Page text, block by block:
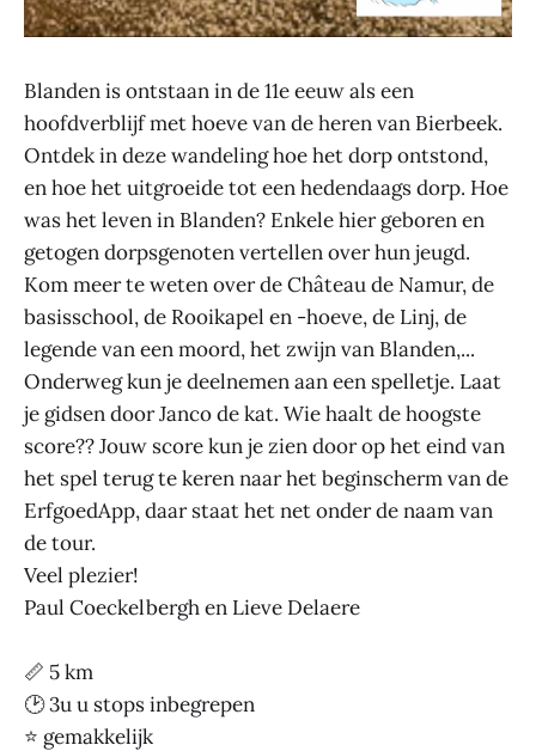
Blanden is ontstaan in de 11e eeuw als een
hoofdverblijf met hoeve van de heren van Bierbeek.
Ontdek in deze wandeling hoe het dorp ontstond,
en hoe het uitgroeide tot een hedendaags dorp. Hoe
was het leven in Blanden? Enkele hier geboren en
getogen dorpsgenoten vertellen over hun jeugd.
Kom meer te weten over de Château de Namur, de
basisschool, de Rooikapel en -hoeve, de Linj, de
legende van een moord, het zwijn van Blanden,...
Onderweg kun je deelnemen aan een spelletje. Laat
je gidsen door Janco de kat. Wie haalt de hoogste
score?? Jouw score kun je zien door op het eind van
het spel terug te keren naar het beginscherm van de
ErfgoedApp, daar staat het net onder de naam van
de tour.
Veel plezier!
Paul Coeckelbergh en Lieve Delaere
📏 5 km
🕑 3u u stops inbegrepen
⭐ gemakkelijk